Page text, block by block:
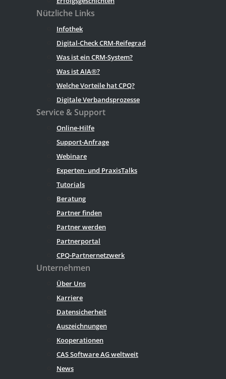
Nützliche Links
Infothek
Digital-Check CRM-Reifegrad
Was ist ein CRM-System?
Was ist AIA®?
Welche Vorteile hat CPQ?
Digitale Verbandsprozesse
Service & Support
Online-Hilfe
Support-Anfrage
Webinare
Experten- und PraxisTalks
Tutorials
Beratung
Partner finden
Partner werden
Partnerportal
CPQ-Partnernetzwerk
Unternehmen
Über Uns
Karriere
Datensicherheit
Auszeichnungen
Kooperationen
CAS Software AG weltweit
News